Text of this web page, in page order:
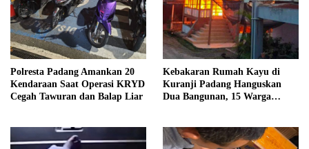
Polresta Padang Amankan 20
Kendaraan Saat Operasi KRYD
Cegah Tawuran dan Balap Liar
Kebakaran Rumah Kayu di
Kuranji Padang Hanguskan
Dua Bangunan, 15 Warga